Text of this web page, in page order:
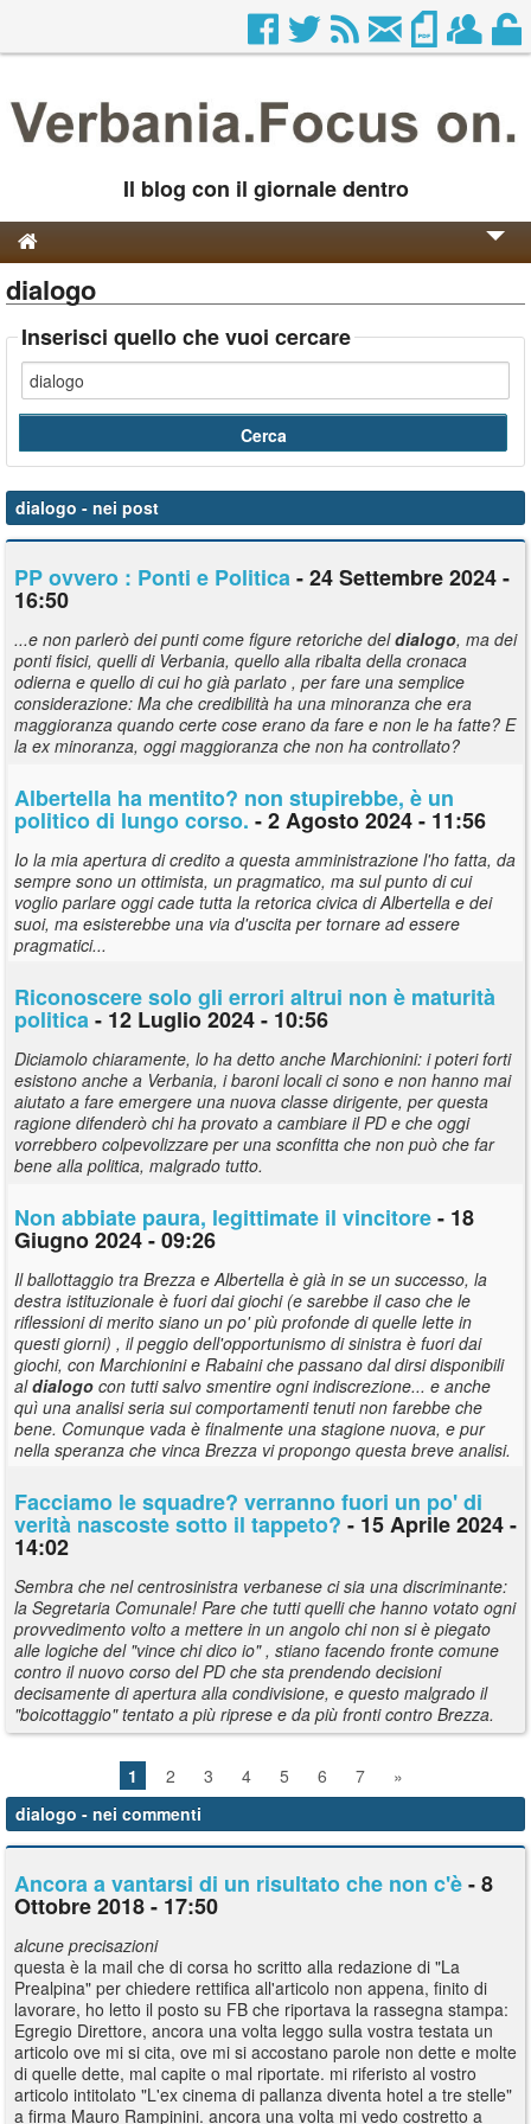
Il blog con il giornale dentro
Genesi e Storia
Contatti
dialogo
Inserisci quello che vuoi cercare
dialogo - nei post
PP ovvero : Ponti e Politica- 24 Settembre 2024 -
16:50
...e non parlerò dei punti come figure retoriche deldialogo, ma dei
ponti fisici, quelli di Verbania, quello alla ribalta della cronaca
odierna e quello di cui ho già parlato , per fare una semplice
considerazione: Ma che credibilità ha una minoranza che era
maggioranza quando certe cose erano da fare e non le ha fatte? E
la ex minoranza, oggi maggioranza che non ha controllato?
Albertella ha mentito? non stupirebbe, è un
politico di lungo corso. - 2 Agosto 2024 - 11:56
Io la mia apertura di credito a questa amministrazione l'ho fatta, da
sempre sono un ottimista, un pragmatico, ma sul punto di cui
voglio parlare oggi cade tutta la retorica civica di Albertella e dei
suoi, ma esisterebbe una via d'uscita per tornare ad essere
pragmatici...
Riconoscere solo gli errori altrui non è maturità
politica- 12 Luglio 2024 - 10:56
Diciamolo chiaramente, lo ha detto anche Marchionini: i poteri forti
esistono anche a Verbania, i baroni locali ci sono e non hanno mai
aiutato a fare emergere una nuova classe dirigente, per questa
ragione difenderò chi ha provato a cambiare il PD e che oggi
vorrebbero colpevolizzare per una sconfitta che non può che far
bene alla politica, malgrado tutto.
Non abbiate paura, legittimate il vincitore- 18
Giugno 2024 - 09:26
Il ballottaggio tra Brezza e Albertella è già in se un successo, la
destra istituzionale è fuori dai giochi (e sarebbe il caso che le
riflessioni di merito siano un po' più profonde di quelle lette in
questi giorni) , il peggio dell'opportunismo di sinistra è fuori dai
giochi, con Marchionini e Rabaini che passano dal dirsi disponibili
aldialogo con tutti salvo smentire ogni indiscrezione... e anche
quì una analisi seria sui comportamenti tenuti non farebbe che
bene. Comunque vada è finalmente una stagione nuova, e pur
nella speranza che vinca Brezza vi propongo questa breve analisi.
Facciamo le squadre? verranno fuori un po' di
verità nascoste sotto il tappeto? - 15 Aprile 2024 -
14:02
Sembra che nel centrosinistra verbanese ci sia una discriminante:
la Segretaria Comunale! Pare che tutti quelli che hanno votato ogni
provvedimento volto a mettere in un angolo chi non si è piegato
alle logiche del "vince chi dico io" , stiano facendo fronte comune
contro il nuovo corso del PD che sta prendendo decisioni
decisamente di apertura alla condivisione, e questo malgrado il
"boicottaggio" tentato a più riprese e da più fronti contro Brezza.
1 2 3 4 5 6 7
»
dialogo - nei commenti
Ancora a vantarsi di un risultato che non c'è- 8
Ottobre 2018 - 17:50
alcune precisazioni
questa è la mail che di corsa ho scritto alla redazione di "La
Prealpina" per chiedere rettifica all'articolo non appena, finito di
lavorare, ho letto il posto su FB che riportava la rassegna stampa:
Egregio Direttore, ancora una volta leggo sulla vostra testata un
articolo ove mi si cita, ove mi si accostano parole non dette e molte
di quelle dette, mal capite o mal riportate. mi riferisto al vostro
articolo intitolato "L'ex cinema di pallanza diventa hotel a tre stelle"
a firma Mauro Rampinini. ancora una volta mi vedo costretto a